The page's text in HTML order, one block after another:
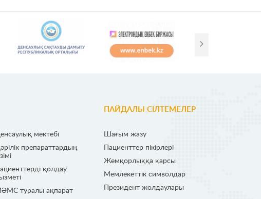
мектебі
препараттардың
қолдау
туралы ақпарат
ПАЙДАЛЫ СІЛТЕМЕЛЕР
Шағым жазу
Пациенттер пікірлері
Жемқорлыққа қарсы
Мемлекеттік символдар
Президент жолдаулары